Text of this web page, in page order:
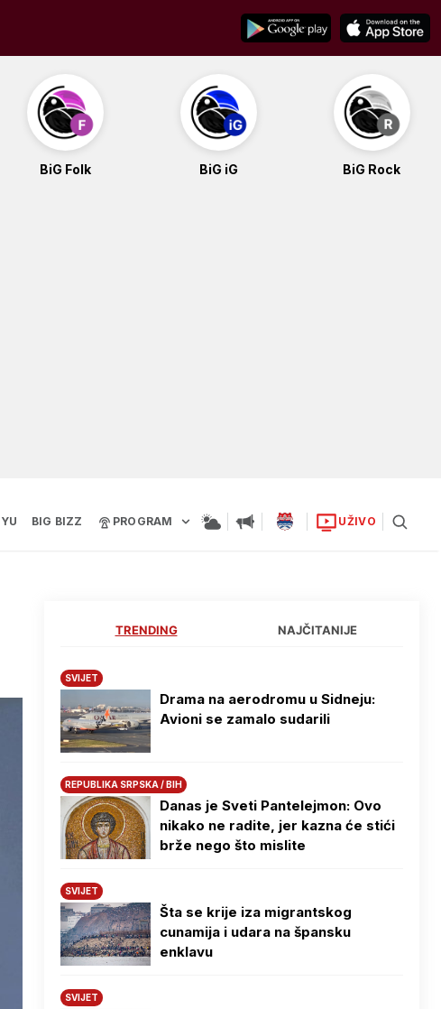
BiG Folk BiG iG BiG Rock
BIG BIZZ PROGRAM UŽIVO
TRENDING NAJČITANIJE
SVIJET
Drama na aerodromu u Sidneju:
Avioni se zamalo sudarili
REPUBLIKA SRPSKA / BIH
Danas je Sveti Pantelejmon: Ovo
nikako ne radite, jer kazna će stići
brže nego što mislite
SVIJET
Šta se krije iza migrantskog
cunamija i udara na špansku
enklavu
SVIJET